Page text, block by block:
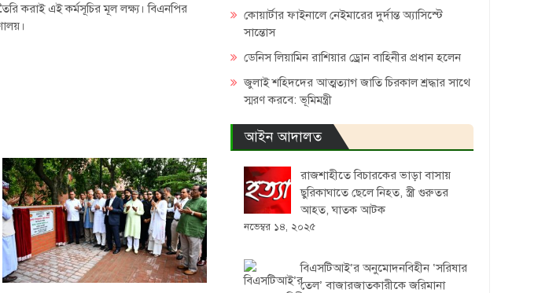
করাই এই কর্মসূচির মূল লক্ষ্য। বিএনপির
কোয়ার্টার ফাইনালে নেইমারের দুর্দান্ত অ্যাসিস্টে
সান্তোস
ডেনিস লিয়ামিন রাশিয়ার ড্রোন বাহিনীর প্রধান হলেন
জুলাই শহিদদের আত্মত্যাগ জাতি চিরকাল শ্রদ্ধার সাথে
স্মরণ করবে: ভূমিমন্ত্রী
আইন আদালত
রাজশাহীতে বিচারকের ভাড়া বাসায়
ছুরিকাঘাতে ছেলে নিহত, স্ত্রী গুরুতর
আহত, ঘাতক আটক
নভেম্বর ১৪, ২০২৫
বিএসটিআই’র অনুমোদনবিহীন ‘সরিষার
তেল’ বাজারজাতকারীকে জরিমানা